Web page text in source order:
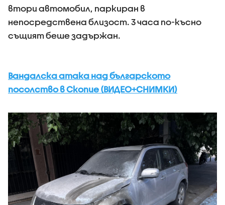
втори автомобил, паркиран в
непосредствена близост. 3 часа по-късно
същият беше задържан.
Вандалска атака над българското
посолство в Скопие (ВИДЕО+СНИМКИ)